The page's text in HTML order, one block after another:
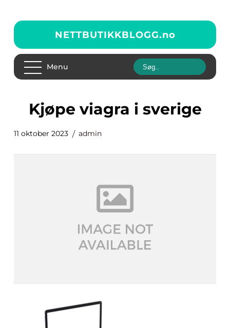
NETTBUTIKKBLOGG.no
Menu
kjøpe viagra i sverige
11 oktober 2023 admin